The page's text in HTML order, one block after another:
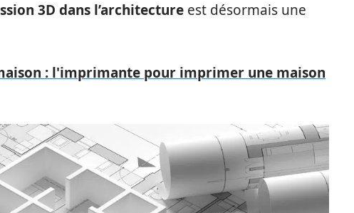
3D dans l’architecture est désormais une
: l'imprimante pour imprimer une maison